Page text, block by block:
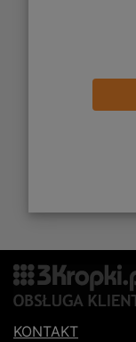
KONTAKT